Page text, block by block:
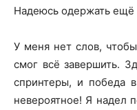
Надеюсь одержать ещё
У меня нет слов,
смог всё завершить.
спринтеры, и победа
невероятное! Я надел